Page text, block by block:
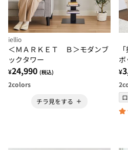
iellio
＜ＭＡＲＫＥＴ Ｂ＞モダンブ
ックタワー
¥24,990 (税込)
2colors
チラ見をする
ボ
¥
2